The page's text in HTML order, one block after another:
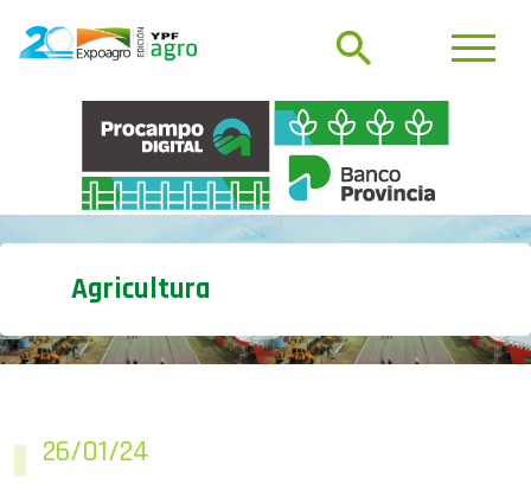
Agricultura
26/01/24